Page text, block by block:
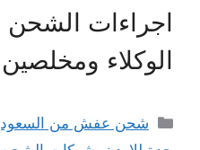
الشحن
ومخلصين …
التصنيفات
شحن عفش من السعودية